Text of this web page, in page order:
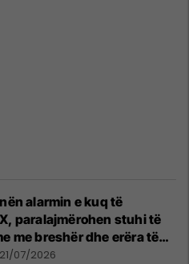
alarmin e kuq të
paralajmërohen stuhi të
me breshër dhe erëra të
21/07/2026